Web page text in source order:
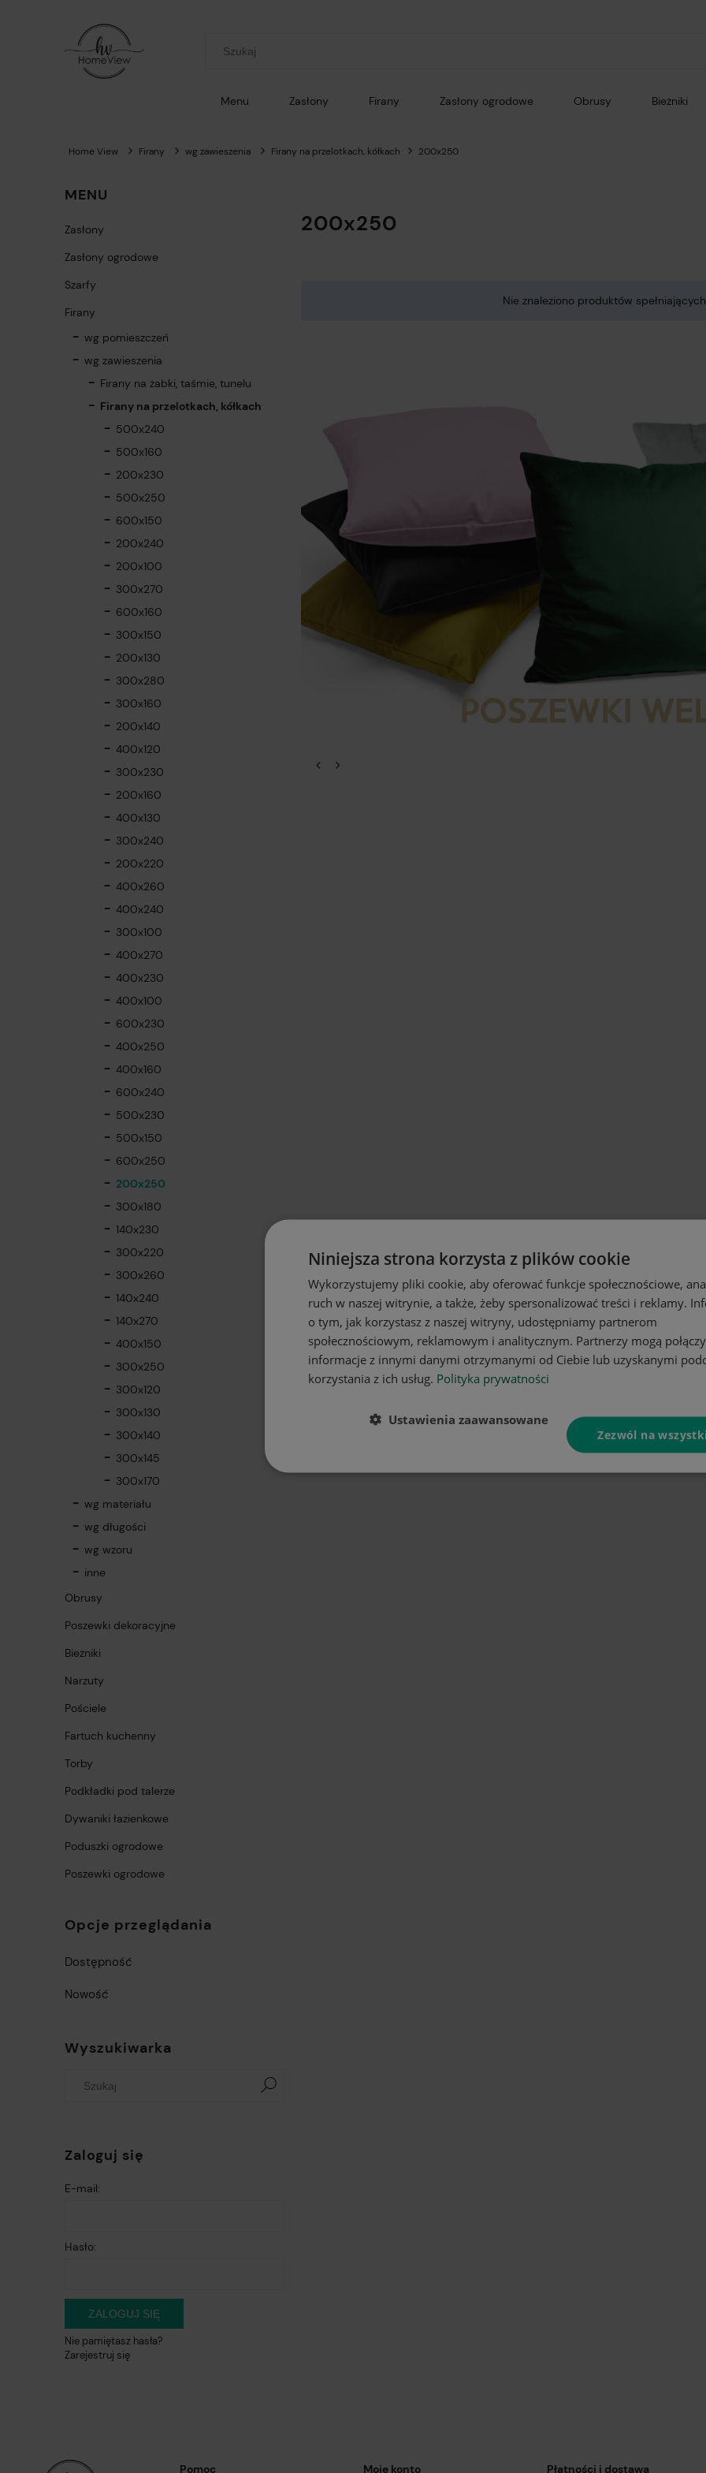
Menu Zasłony Firany Zasłony ogrodowe Obrusy Bieżniki
Home View Firany wg zawieszenia Firany na przelotkach, kółkach 200x250
MENU
Zasłony
Zasłony ogrodowe
Szarfy
Firany
wg pomieszczeń
wg zawieszenia
Firany na żabki, taśmie, tunelu
Firany na przelotkach, kółkach
500x240
500x160
200x230
500x250
600x150
200x240
200x100
300x270
600x160
300x150
200x130
300x280
300x160
200x140
400x120
300x230
200x160
400x130
300x240
200x220
400x260
400x240
300x100
400x270
400x230
400x100
600x230
400x250
400x160
600x240
500x230
500x150
600x250
200x250
300x180
140x230
300x220
300x260
140x240
140x270
400x150
300x250
300x120
300x130
300x140
300x145
300x170
wg materiału
wg długości
wg wzoru
inne
Obrusy
Poszewki dekoracyjne
Bieżniki
Narzuty
Pościele
Fartuch kuchenny
Torby
Podkładki pod talerze
Dywaniki łazienkowe
Poduszki ogrodowe
Poszewki ogrodowe
Opcje przeglądania
Dostępność
Nowość
Wyszukiwarka
Zaloguj się
E-mail:
Hasło:
ZALOGUJ SIĘ
Nie pamiętasz hasła?
Zarejestruj się
200x250
Nie znaleziono produktów
Pomoc Moje konto Płatności i dostawa
Niniejsza strona korzysta z plików cookie
Wykorzystujemy pliki cookie, aby oferować funkcje społecznościowe,
ruch w naszej witrynie, a także, żeby spersonalizować treści i reklamy.
o tym, jak korzystasz z naszej witryny, udostępniamy partnerom
społecznościowym, reklamowym i analitycznym. Partnerzy mogą
informacje z innymi danymi otrzymanymi od Ciebie lub uzyskanymi
korzystania z ich usług. Polityka prywatności
Zezwól na
Ustawienia zaawansowane